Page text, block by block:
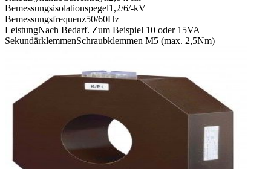
Bemessungsisolationspegel1,2/6/-kV
Bemessungsfrequenz50/60Hz
LeistungNach Bedarf. Zum Beispiel 10 oder 15VA
SekundärklemmenSchraubklemmen M5 (max. 2,5Nm)